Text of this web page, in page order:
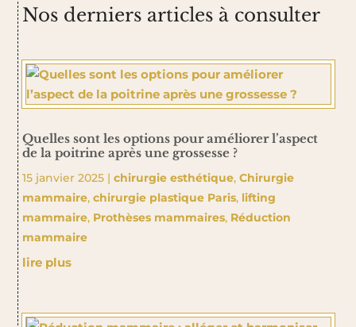
Nos derniers articles à consulter
Quelles sont les options pour améliorer l’aspect
de la poitrine après une grossesse ?
15 janvier 2025| chirurgie esthétique, Chirurgie
mammaire, chirurgie plastique Paris, lifting
mammaire, Prothèses mammaires, Réduction
mammaire
lire plus